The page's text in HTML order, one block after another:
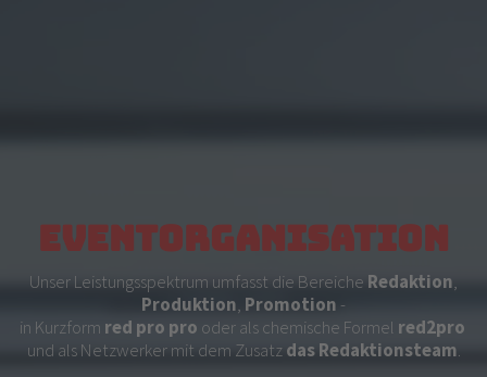
Eventorganisation
Unser Leistungsspektrum umfasst die Bereiche Redaktion,
Produktion, Promotion -
in Kurzform red pro pro oder als chemische Formel red2pro
und als Netzwerker mit dem Zusatzdas Redaktionsteam.